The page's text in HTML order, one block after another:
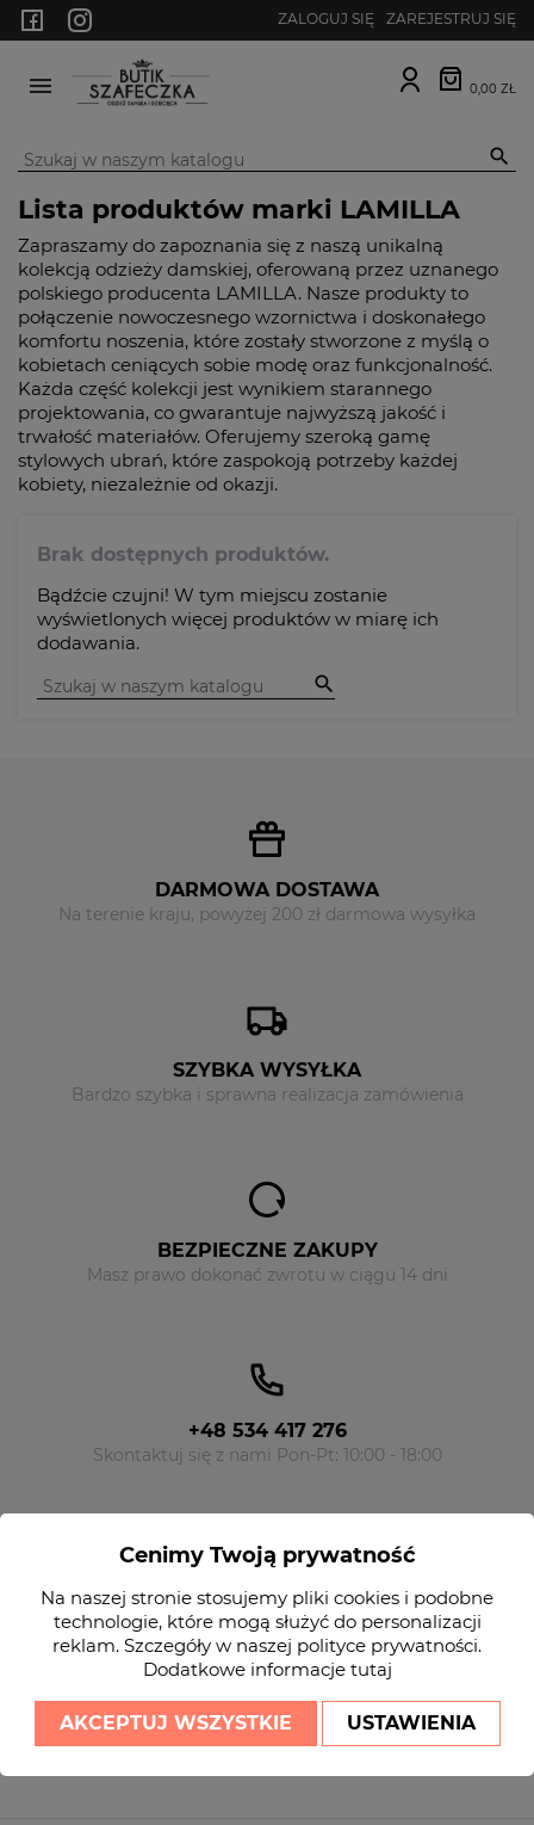
ZALOGUJ SIĘ ZAREJESTRUJ SIĘ

0,00 ZŁ
MENU
Lista produktów marki LAMILLA
Zapraszamy do zapoznania się z naszą unikalną
kolekcją odzieży damskiej, oferowaną przez uznanego
polskiego producenta LAMILLA. Nasze produkty to
połączenie nowoczesnego wzornictwa i doskonałego
komfortu noszenia, które zostały stworzone z myślą o
kobietach ceniących sobie modę oraz funkcjonalność.
Każda część kolekcji jest wynikiem starannego
projektowania, co gwarantuje najwyższą jakość i
trwałość materiałów. Oferujemy szeroką gamę
stylowych ubrań, które zaspokoją potrzeby każdej
kobiety, niezależnie od okazji.
Brak dostępnych produktów.
Bądźcie czujni! W tym miejscu zostanie
wyświetlonych więcej produktów w miarę ich
dodawania.

DARMOWA DOSTAWA
Na terenie kraju, powyżej 200 zł darmowa wysyłka
SZYBKA WYSYŁKA
Bardzo szybka i sprawna realizacja zamówienia
BEZPIECZNE ZAKUPY
Masz prawo dokonać zwrotu w ciągu 14 dni
+48 534 417 276
Skontaktuj się z nami Pon-Pt: 10:00 - 18:00
NEWSLETTER
Otrzymuj informację o nowościach i wyprzedażach
send
Zapisując się do naszego newslettera akceptujesz nasz regulamin sklepu
Cenimy Twoją prywatność
Na naszej stronie stosujemy pliki cookies i podobne
technologie, które mogą służyć do personalizacji
reklam. Szczegóły w naszej polityce prywatności.
Dodatkowe informacje tutaj
AKCEPTUJ WSZYSTKIE USTAWIENIA